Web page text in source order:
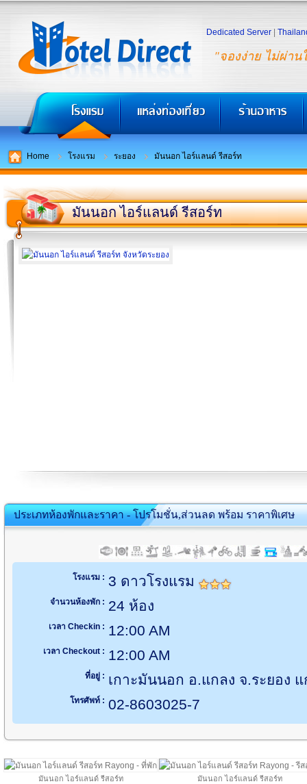
"จองง่าย ไม่ผ่าน
Dedicated Server
Home โรงแรม ระยอง มันนอก ไอร์แลนด์ รีสอร์ท
มันนอก ไอร์แลนด์ รีสอร์ท
ประเภทห้องพักและราคา - โปรโมชั่น,ส่วนลด พร้อม ราคาพิเศษ
โรงแรม : 3 ดาวโรงแรม
จำนวนห้องพัก : 24 ห้อง
เวลา Checkin : 12:00 AM
เวลา Checkout : 12:00 AM
ที่อยู่ : เกาะมันนอก อ.แกลง จ.ระยอง
โทรศัพท์ : 02-8603025-7
มันนอก ไอร์แลนด์ รีสอร์ท
มันนอก ไอร์แลนด์ รีสอร์ท